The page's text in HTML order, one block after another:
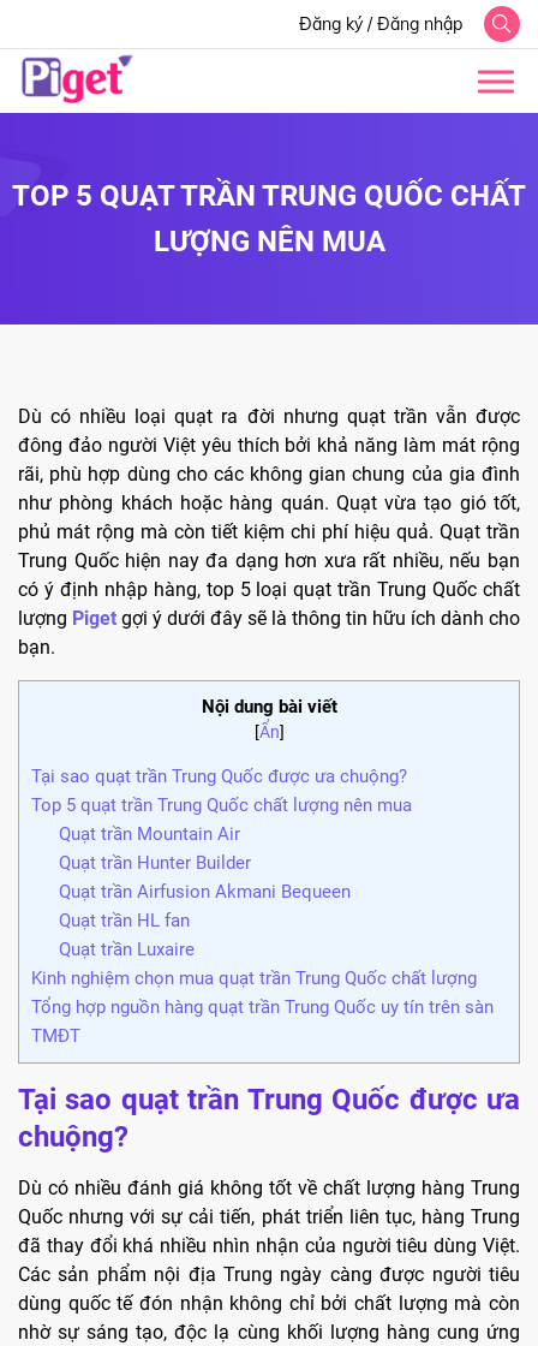
Đăng ký /Đăng nhập
TOP 5 QUẠT TRẦN TRUNG QUỐC CHẤT
LƯỢNG NÊN MUA
Dù có nhiều loại quạt ra đời nhưng quạt trần vẫn được
đông đảo người Việt yêu thích bởi khả năng làm mát rộng
rãi, phù hợp dùng cho các không gian chung của gia đình
như phòng khách hoặc hàng quán. Quạt vừa tạo gió tốt,
phủ mát rộng mà còn tiết kiệm chi phí hiệu quả. Quạt trần
Trung Quốc hiện nay đa dạng hơn xưa rất nhiều, nếu bạn
có ý định nhập hàng, top 5 loại quạt trần Trung Quốc chất
lượng Piget gợi ý dưới đây sẽ là thông tin hữu ích dành cho
bạn.
Nội dung bài viết
[Ẩn]
Tại sao quạt trần Trung Quốc được ưa chuộng?
Top 5 quạt trần Trung Quốc chất lượng nên mua
Quạt trần Mountain Air
Quạt trần Hunter Builder
Quạt trần Airfusion Akmani Bequeen
Quạt trần HL fan
Quạt trần Luxaire
Kinh nghiệm chọn mua quạt trần Trung Quốc chất lượng
Tổng hợp nguồn hàng quạt trần Trung Quốc uy tín trên sàn
TMĐT
Tại sao quạt trần Trung Quốc được ưa
chuộng?
Dù có nhiều đánh giá không tốt về chất lượng hàng Trung
Quốc nhưng với sự cải tiến, phát triển liên tục, hàng Trung
đã thay đổi khá nhiều nhìn nhận của người tiêu dùng Việt.
Các sản phẩm nội địa Trung ngày càng được người tiêu
dùng quốc tế đón nhận không chỉ bởi chất lượng mà còn
nhờ sự sáng tạo, độc lạ cùng khối lượng hàng cung ứng